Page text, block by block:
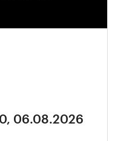
06.08.2026